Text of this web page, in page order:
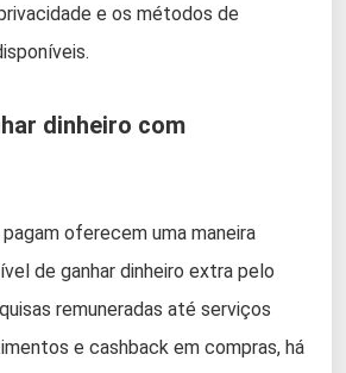
e os métodos de
dinheiro com
oferecem uma maneira
de ganhar dinheiro extra pelo
remuneradas até serviços
e cashback em compras, há